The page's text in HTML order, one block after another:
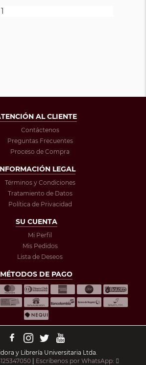
AL CLIENTE
Contáctenos
Preguntas Frecuentes
Proceso de Compra
LEGAL
Términos y Condiciones
Tratamiento de Datos
Política de Privacidad
SU CUENTA
Mi Perfil
Mis Pedidos
Lista de Deseos
MÉTODOS DE PAGO
y Librería Universitaria Ltda.
| Escríbenos por WhatsApp: